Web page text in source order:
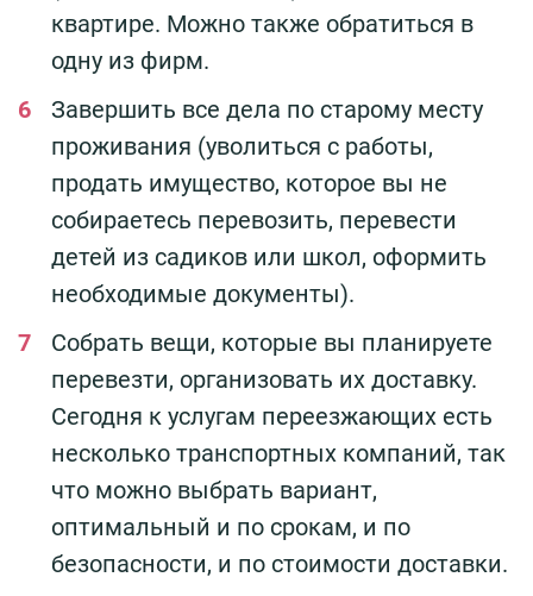
квартире. Можно также обратиться в
одну из фирм.
Завершить все дела по старому месту
проживания (уволиться с работы,
продать имущество, которое вы не
собираетесь перевозить, перевести
детей из садиков или школ, оформить
необходимые документы).
Собрать вещи, которые вы планируете
перевезти, организовать их доставку.
Сегодня к услугам переезжающих есть
несколько транспортных компаний, так
что можно выбрать вариант,
оптимальный и по срокам, и по
безопасности, и по стоимости доставки.